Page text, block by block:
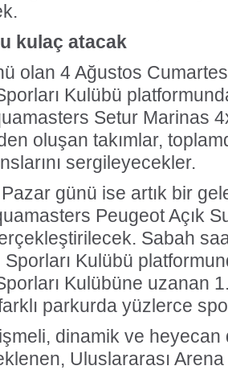
kulaç atacak
olan 4 Ağustos
Kulübü
Setur Marinas
oluşan takımlar,
sergileyecekler.
günü ise artık bir
Peugeot Açık
Sabah
Sporları Kulübü
Kulübüne uzanan
parkurda yüzlerce
dinamik ve
Uluslararası